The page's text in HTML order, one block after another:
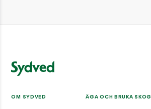
OM SYDVED ÄGA OCH BRUKA SKOG